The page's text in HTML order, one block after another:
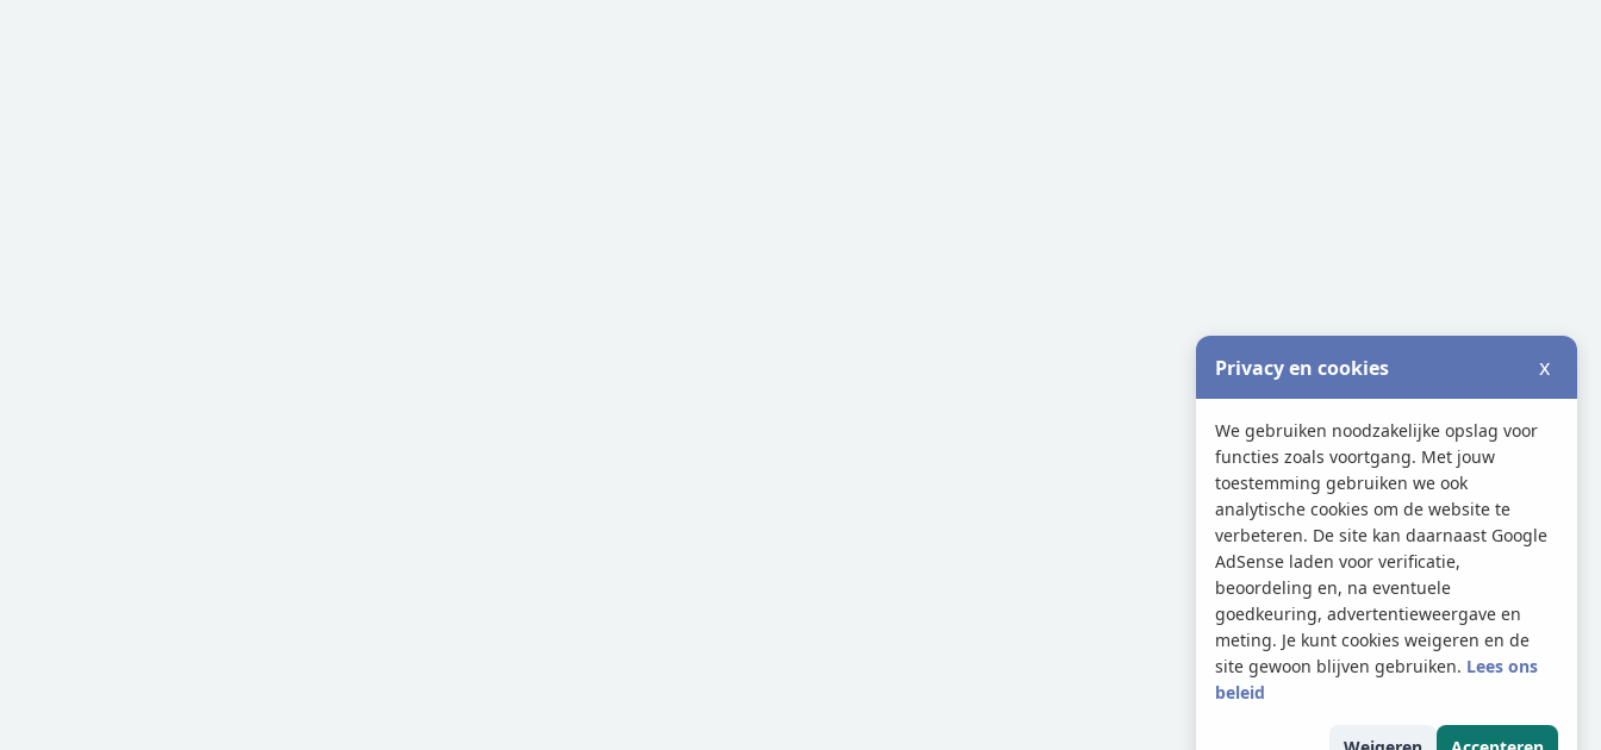
Privacy en cookies x
We gebruiken noodzakelijke opslag voor
functies zoals voortgang. Met jouw
toestemming gebruiken we ook
analytische cookies om de website te
verbeteren. De site kan daarnaast Google
AdSense laden voor verificatie,
beoordeling en, na eventuele
goedkeuring, advertentieweergave en
meting. Je kunt cookies weigeren en de
site gewoon blijven gebruiken. Lees ons
beleid